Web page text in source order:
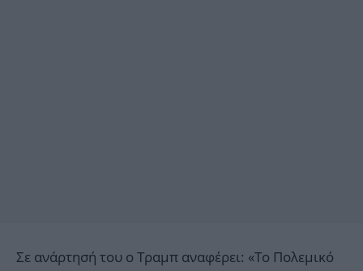
Σε ανάρτησή του ο Τραμπ αναφέρει: «Το Πολεμικό